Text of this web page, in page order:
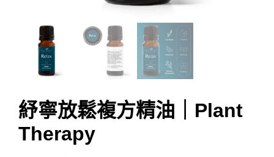
紓寧放鬆複方精油｜Plant
Therapy